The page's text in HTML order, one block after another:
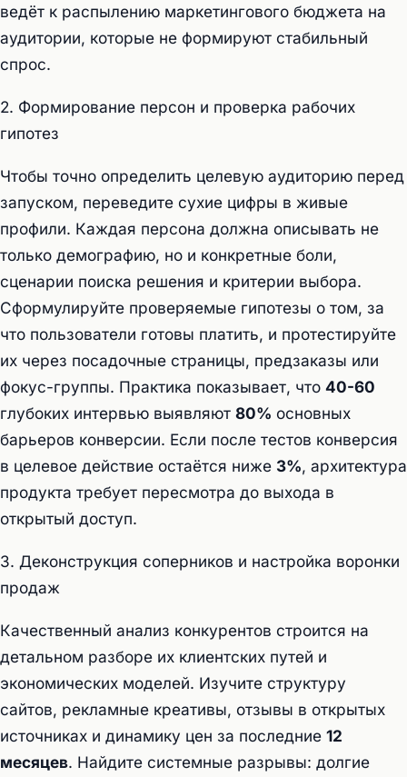
ведёт к распылению маркетингового бюджета на
аудитории, которые не формируют стабильный
спрос.
2. Формирование персон и проверка рабочих
гипотез
Чтобы точно определить целевую аудиторию перед
запуском, переведите сухие цифры в живые
профили. Каждая персона должна описывать не
только демографию, но и конкретные боли,
сценарии поиска решения и критерии выбора.
Сформулируйте проверяемые гипотезы о том, за
что пользователи готовы платить, и протестируйте
их через посадочные страницы, предзаказы или
фокус-группы. Практика показывает, что 40-60
глубоких интервью выявляют 80% основных
барьеров конверсии. Если после тестов конверсия
в целевое действие остаётся ниже 3%, архитектура
продукта требует пересмотра до выхода в
открытый доступ.
3. Деконструкция соперников и настройка воронки
продаж
Качественный анализ конкурентов строится на
детальном разборе их клиентских путей и
экономических моделей. Изучите структуру
сайтов, рекламные креативы, отзывы в открытых
источниках и динамику цен за последние 12
месяцев. Найдите системные разрывы: долгие